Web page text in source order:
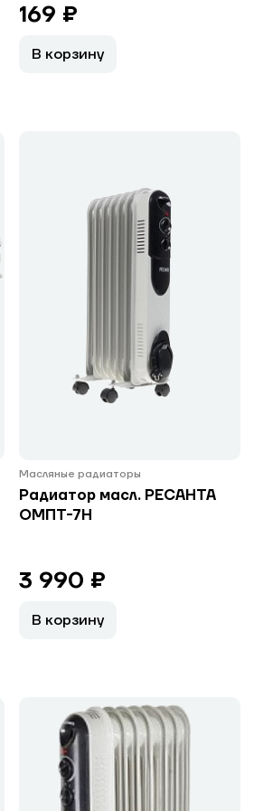
169 ₽
В корзину
Масляные радиаторы
Радиатор масл. РЕСАНТА
ОМПТ-7Н
3 990 ₽
В корзину